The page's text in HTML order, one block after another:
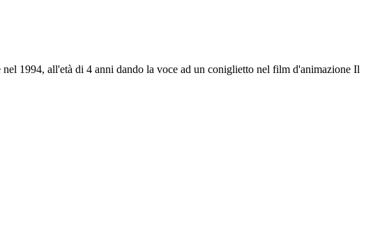
1994, all'età di 4 anni dando la voce ad un coniglietto nel film d'animazione Il